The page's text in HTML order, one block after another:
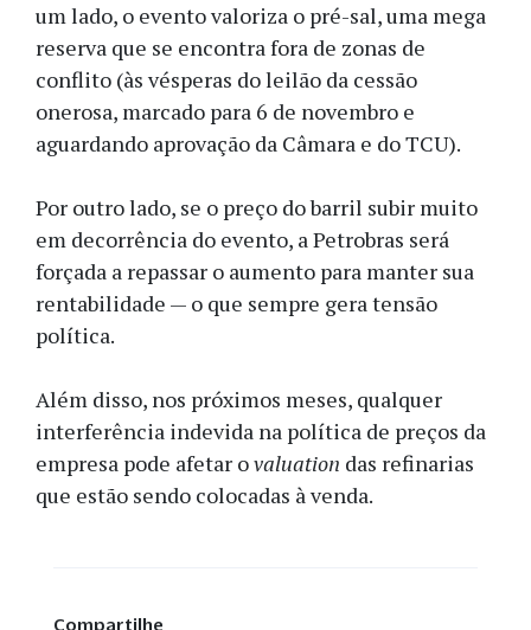
um lado, o evento valoriza o pré-sal, uma mega
reserva que se encontra fora de zonas de
conflito (às vésperas do leilão da cessão
onerosa, marcado para 6 de novembro e
aguardando aprovação da Câmara e do TCU).
Por outro lado, se o preço do barril subir muito
em decorrência do evento, a Petrobras será
forçada a repassar o aumento para manter sua
rentabilidade — o que sempre gera tensão
política.
Além disso, nos próximos meses, qualquer
interferência indevida na política de preços da
empresa pode afetar ovaluation das refinarias
que estão sendo colocadas à venda.
Compartilhe